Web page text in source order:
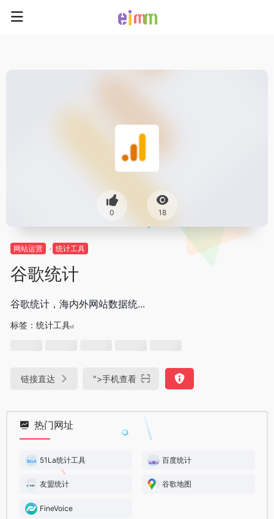
0 18
网站运营 统计工具
谷歌统计
谷歌统计，海内外网站数据统...
标签： 统计工具
链接直达 ">手机查看
热门网址
51La统计工具 百度统计
友盟统计 谷歌地图
FineVoice